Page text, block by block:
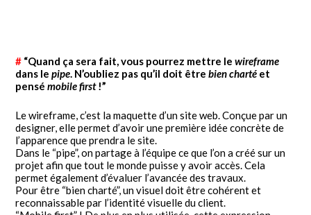
# “Quand ça sera fait, vous pourrez mettre lewireframe
dans lepipe. N’oubliez pas qu’il doit êtrebien charté et
pensémobile first!”
Le wireframe, c’est la maquette d’un site web. Conçue par un
designer, elle permet d’avoir une première idée concrète de
l’apparence que prendra le site.
Dans le “pipe”, on partage à l’équipe ce que l’on a créé sur un
projet afin que tout le monde puisse y avoir accès. Cela
permet également d’évaluer l’avancée des travaux.
Pour être “bien charté”, un visuel doit être cohérent et
reconnaissable par l’identité visuelle du client.